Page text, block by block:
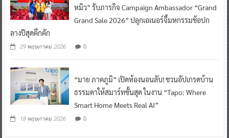
หมิว” รับภารกิจ Campaign Ambassador “Grand
Grand Sale 2026” ปลุกเอเนอร์จี้มหกรรมช้อปก
ลางปีสุดคึกคัก
29 พฤษภาคม 2026 0
“มาย ภาคภูมิ” เปิดห้องนอนลับ! ชวนอัปเกรดบ้าน
ธรรมดาให้สมาร์ทขั้นสุด ในงาน “Tapo: Where
Smart Home Meets Real AI”
18 พฤษภาคม 2026 0